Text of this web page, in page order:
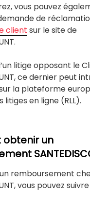
vous pouvez
de
client sur le site de
litige opposant le
ce dernier peut
la plateforme
litiges en ligne (RLL).
un
remboursement
vous pouvez